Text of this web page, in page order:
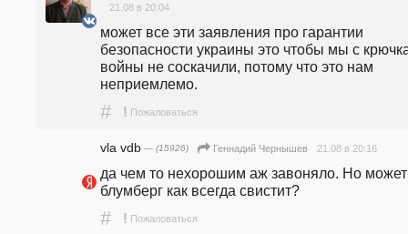
21.08 в 20:04
может все эти заявления про гарантии
безопасности украины это чтобы мы с
войны не соскачили, потому что это нам
неприемлемо.
# ! Пожаловаться
vla vdb — (15926) Геннадий Чернышев 21.08 в 20:16
да чем то нехорошим аж завоняло. Но может
блумберг как всегда свистит?
# ! Пожаловаться